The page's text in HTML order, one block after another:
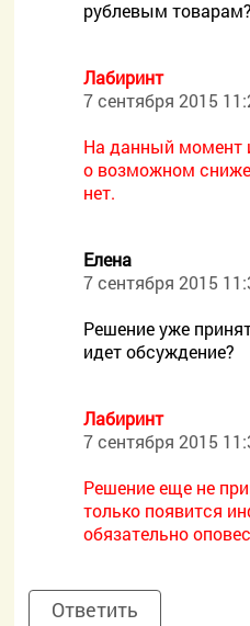
рублевым товарам?
Лабиринт
7 сентября 2015
На данный момент
о возможном
нет.
Елена
7 сентября 2015
Решение уже
идет обсуждение?
Лабиринт
7 сентября 2015
Решение еще не
только появится
обязательно
Ответить